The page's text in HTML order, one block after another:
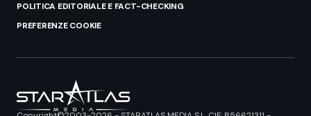
POLITICA EDITORIALE E FACT-CHECKING
PREFERENZE COOKIE